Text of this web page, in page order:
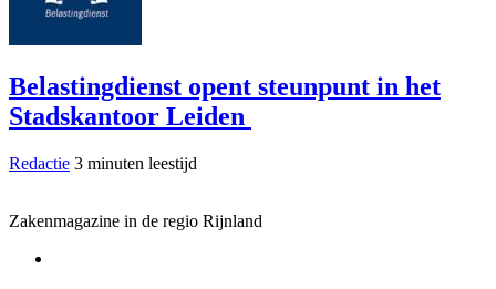
Belastingdienst opent steunpunt in het
Stadskantoor Leiden
Redactie 3 minuten leestijd
Zakenmagazine in de regio Rijnland